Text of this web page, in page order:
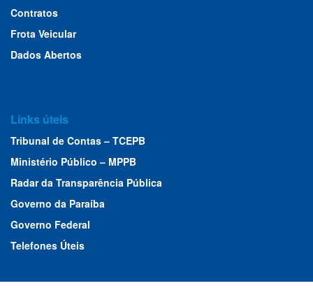
Contratos
Frota Veicular
Dados Abertos
Links úteis
Tribunal de Contas – TCEPB
Ministério Público – MPPB
Radar da Transparência Pública
Governo da Paraíba
Governo Federal
Telefones Úteis